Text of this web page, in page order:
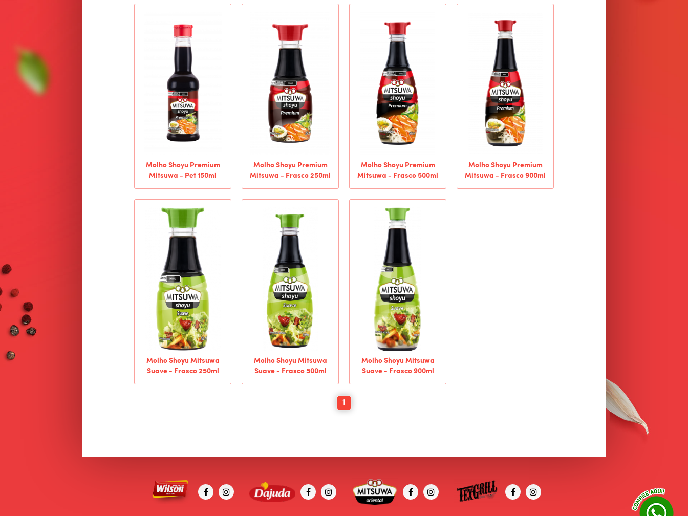
Molho Shoyu Premium
Mitsuwa - Pet 150ml
Molho Shoyu Premium
Mitsuwa - Frasco 250ml
Molho Shoyu Premium
Mitsuwa - Frasco 500ml
Molho Shoyu Premium
Mitsuwa - Frasco 900ml
Molho Shoyu Mitsuwa
Suave - Frasco 250ml
Molho Shoyu Mitsuwa
Suave - Frasco 500ml
Molho Shoyu Mitsuwa
Suave - Frasco 900ml
1